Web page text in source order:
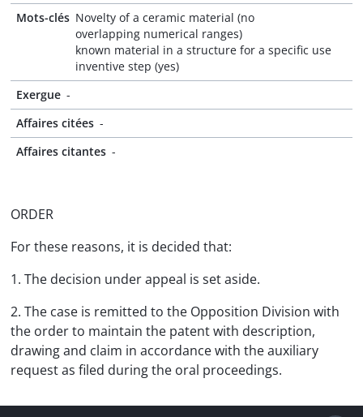
Mots-clés Novelty of a ceramic material (no
overlapping numerical ranges)
known material in a structure for a specific use
inventive step (yes)
Exergue -
Affaires citées -
Affaires citantes -
ORDER
For these reasons, it is decided that:
1. The decision under appeal is set aside.
2. The case is remitted to the Opposition Division with
the order to maintain the patent with description,
drawing and claim in accordance with the auxiliary
request as filed during the oral proceedings.